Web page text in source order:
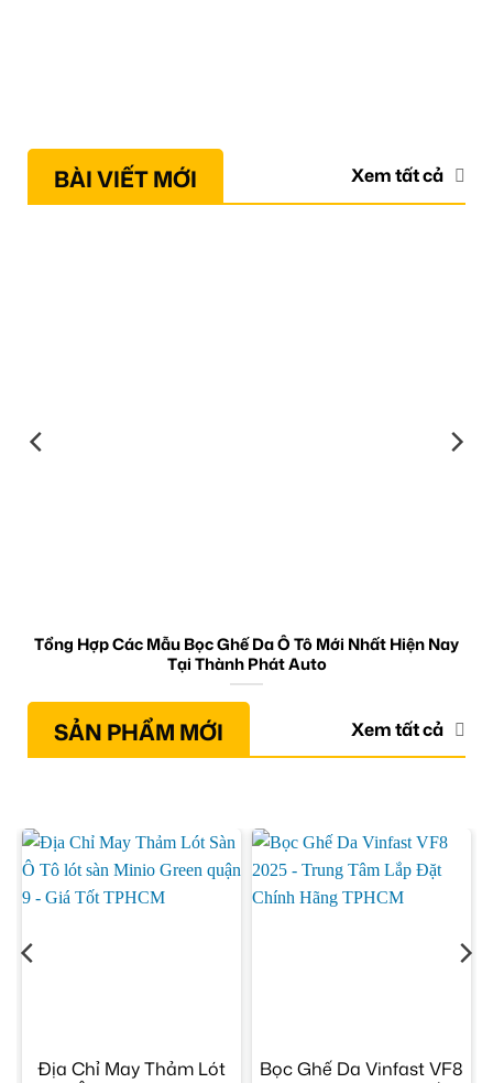
BÀI VIẾT MỚI Xem tất cả
Tổng Hợp Các Mẫu Bọc Ghế Da Ô Tô Mới Nhất Hiện Nay
Tại Thành Phát Auto
SẢN PHẨM MỚI Xem tất cả
Địa Chỉ May Thảm Lót
Bọc Ghế Da Vinfast VF8